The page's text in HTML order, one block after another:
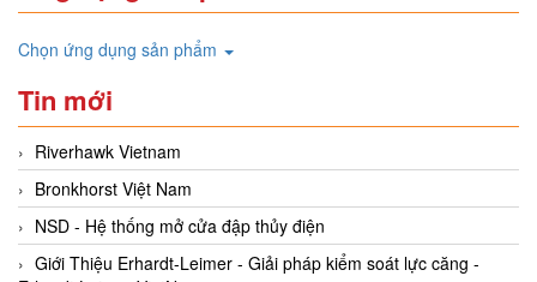
Chọn ứng dụng sản phẩm
Tin mới
Riverhawk Vietnam
Bronkhorst Việt Nam
NSD - Hệ thống mở cửa đập thủy điện
Giới Thiệu Erhardt-Leimer - Giải pháp kiểm soát lực căng -